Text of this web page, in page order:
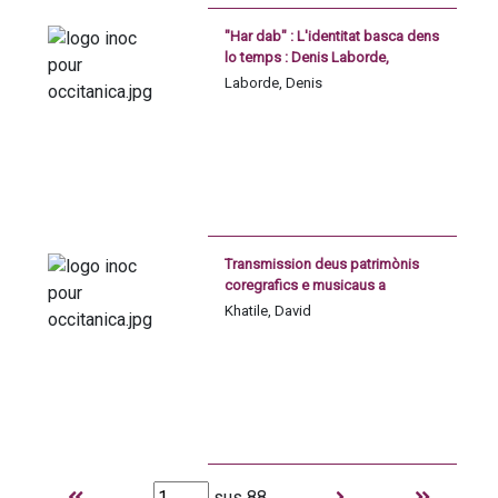
"Har dab" : L'identitat basca dens
lo temps : Denis Laborde,
director d'estudis a l'EHESS
Laborde, Denis
Transmission deus patrimònis
coregrafics e musicaus a
Martinica : l'exemple de la hauta-
Khatile, David